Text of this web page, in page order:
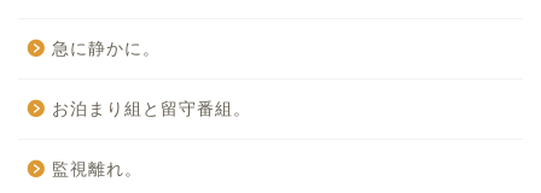
急に静かに。
お泊まり組と留守番組。
監視離れ。